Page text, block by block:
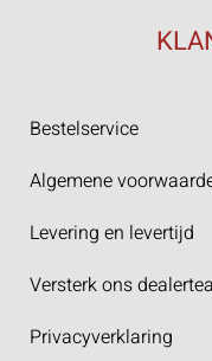
Bestelservice
Algemene
Levering en levertijd
Versterk ons
Privacyverklaring